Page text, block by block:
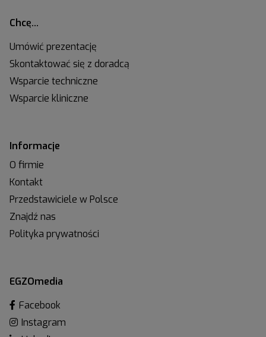
Chcę…
Umówić prezentację
Skontaktować się z doradcą
Wsparcie techniczne
Wsparcie kliniczne
Informacje
O firmie
Kontakt
Przedstawiciele w Polsce
Znajdź nas
Polityka prywatności
EGZOmedia
Facebook
Instagram